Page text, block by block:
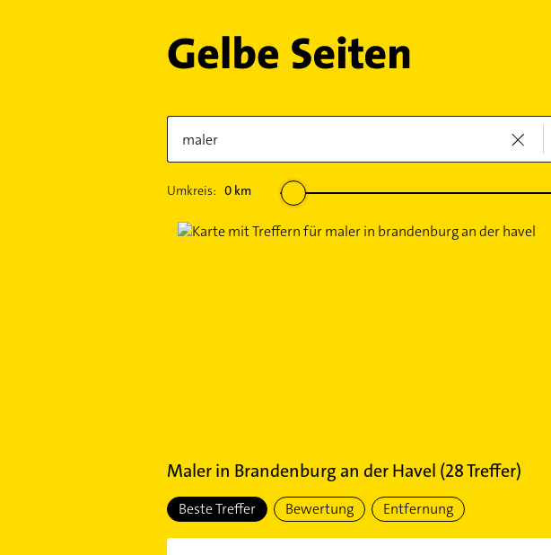
Umkreis: 0km
Malerin Brandenburg an der Havel (28Treffer)
Beste Treffer Bewertung Entfernung